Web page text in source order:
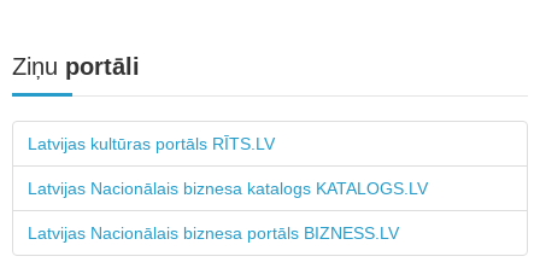
Ziņu portāli
Latvijas kultūras portāls RĪTS.LV
Latvijas Nacionālais biznesa katalogs KATALOGS.LV
Latvijas Nacionālais biznesa portāls BIZNESS.LV